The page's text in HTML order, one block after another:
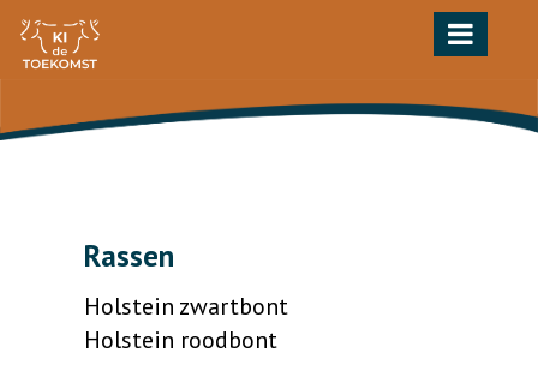
Toggle
navigation
Rassen
Holstein zwartbont
Holstein roodbont